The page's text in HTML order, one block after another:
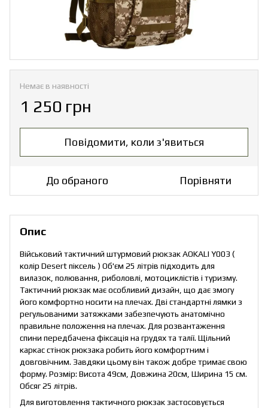
Немає в наявності
1 250 грн
Повідомити, коли з'явиться
До обраного Порівняти
Опис
Військовий тактичний штурмовий рюкзак AOKALI Y003 (
колір Desert піксель ) Об'єм 25 літрів підходить для
вилазок, полювання, риболовлі, мотоциклістів і туризму.
Тактичний рюкзак має особливий дизайн, що дає змогу
його комфортно носити на плечах. Дві стандартні лямки з
регульованими затяжками забезпечують анатомічно
правильне положення на плечах. Для розвантаження
спини передбачена фіксація на грудях та талії. Щільний
каркас стінок рюкзака робить його комфортним і
довговічним. Завдяки цьому він також добре тримає свою
форму. Розмір: Висота 49см, Довжина 20см, Ширина 15 см.
Обсяг 25 літрів.
Для виготовлення тактичного рюкзак застосовується